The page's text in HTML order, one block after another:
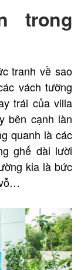
trong
tranh về sao
vách tường
trái của villa
bên cạnh làn
quanh là các
ghế dài lười
kia là bức